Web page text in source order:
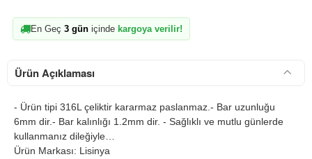
En Geç 3 gün içinde kargoya verilir!
Ürün Açıklaması
- Ürün tipi 316L çeliktir kararmaz paslanmaz.- Bar uzunluğu
6mm dir.- Bar kalınlığı 1.2mm dir. - Sağlıklı ve mutlu günlerde
kullanmanız dileğiyle…
Ürün Markası: Lisinya